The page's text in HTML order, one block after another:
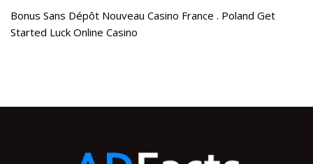
Bonus Sans Dépôt Nouveau Casino France . Poland Get
Started Luck Online Casino